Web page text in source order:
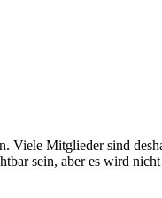
Viele Mitglieder sind
sein, aber es wird